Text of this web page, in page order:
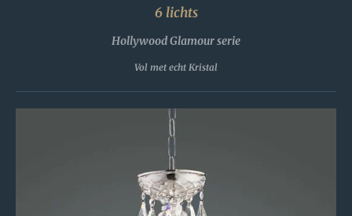
6 lichts
Hollywood Glamour serie
Vol met echt Kristal